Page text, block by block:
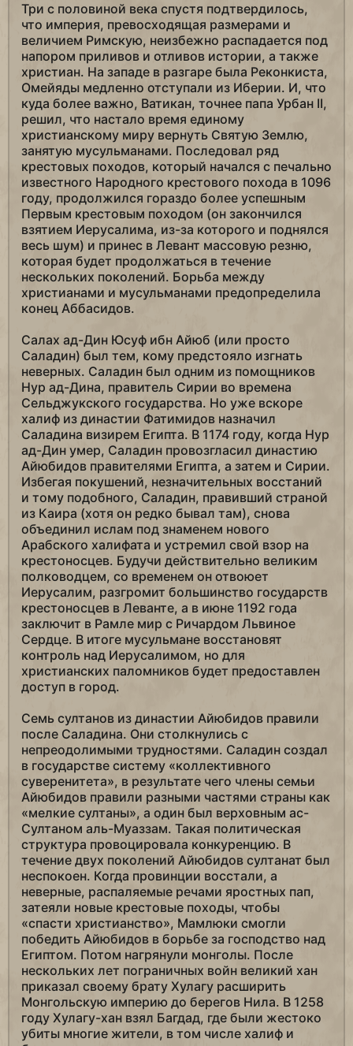
Три с половиной века спустя подтвердилось,
что империя, превосходящая размерами и
величием Римскую, неизбежно распадается под
напором приливов и отливов истории, а также
христиан. На западе в разгаре была Реконкиста,
Омейяды медленно отступали из Иберии. И, что
куда более важно, Ватикан, точнее папа Урбан II,
решил, что настало время единому
христианскому миру вернуть Святую Землю,
занятую мусульманами. Последовал ряд
крестовых походов, который начался с печально
известного Народного крестового похода в 1096
году, продолжился гораздо более успешным
Первым крестовым походом (он закончился
взятием Иерусалима, из-за которого и поднялся
весь шум) и принес в Левант массовую резню,
которая будет продолжаться в течение
нескольких поколений. Борьба между
христианами и мусульманами предопределила
конец Аббасидов.
Салах ад-Дин Юсуф ибн Айюб (или просто
Саладин) был тем, кому предстояло изгнать
неверных. Саладин был одним из помощников
Нур ад-Дина, правитель Сирии во времена
Сельджукского государства. Но уже вскоре
халиф из династии Фатимидов назначил
Саладина визирем Египта. В 1174 году, когда Нур
ад-Дин умер, Саладин провозгласил династию
Айюбидов правителями Египта, а затем и Сирии.
Избегая покушений, незначительных восстаний
и тому подобного, Саладин, правивший страной
из Каира (хотя он редко бывал там), снова
объединил ислам под знаменем нового
Арабского халифата и устремил свой взор на
крестоносцев. Будучи действительно великим
полководцем, со временем он отвоюет
Иерусалим, разгромит большинство государств
крестоносцев в Леванте, а в июне 1192 года
заключит в Рамле мир с Ричардом Львиное
Сердце. В итоге мусульмане восстановят
контроль над Иерусалимом, но для
христианских паломников будет предоставлен
доступ в город.
Семь султанов из династии Айюбидов правили
после Саладина. Они столкнулись с
непреодолимыми трудностями. Саладин создал
в государстве систему «коллективного
суверенитета», в результате чего члены семьи
Айюбидов правили разными частями страны как
«мелкие султаны», а один был верховным ас-
Султаном аль-Муаззам. Такая политическая
структура провоцировала конкуренцию. В
течение двух поколений Айюбидов султанат был
неспокоен. Когда провинции восстали, а
неверные, распаляемые речами яростных пап,
затеяли новые крестовые походы, чтобы
«спасти христианство», Мамлюки смогли
победить Айюбидов в борьбе за господство над
Египтом. Потом нагрянули монголы. После
нескольких лет пограничных войн великий хан
приказал своему брату Хулагу расширить
Монгольскую империю до берегов Нила. В 1258
году Хулагу-хан взял Багдад, где были жестоко
убиты многие жители, в том числе халиф и